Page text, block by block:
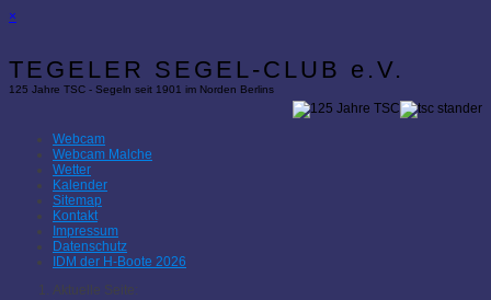
×
TEGELER SEGEL-CLUB e.V.
125 Jahre TSC - Segeln seit 1901 im Norden Berlins
Webcam
Webcam Malche
Wetter
Kalender
Sitemap
Kontakt
Impressum
Datenschutz
IDM der H-Boote 2026
Aktuelle Seite: